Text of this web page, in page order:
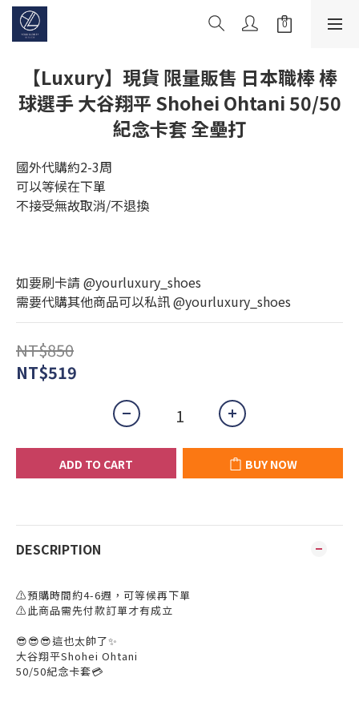
【Luxury】現貨 限量販售 日本職棒 棒
球選手 大谷翔平 Shohei Ohtani 50/50
紀念卡套 全壘打
國外代購約2-3周
可以等候在下單
不接受無故取消/不退換
如要刷卡請 @yourluxury_shoes
需要代購其他商品可以私訊 @yourluxury_shoes
NT$850
NT$519
ADD TO CART BUY NOW
DESCRIPTION
⚠️預購時間約4-6週，可等候再下單
⚠️此商品需先付款訂單才有成立
😎😎😎這也太帥了✨
大谷翔平Shohei Ohtani
50/50紀念卡套💳